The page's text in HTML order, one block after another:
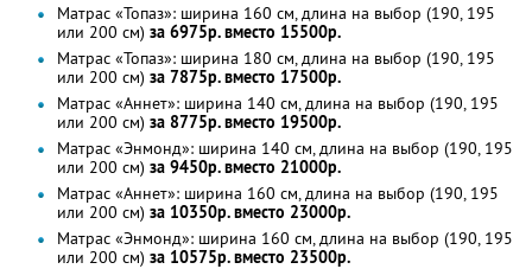
Матрас «Топаз»: ширина 160 см, длина на выбор (190, 195
или 200 см) за 6975р. вместо 15500р.
Матрас «Топаз»: ширина 180 см, длина на выбор (190, 195
или 200 см) за 7875р. вместо 17500р.
Матрас «Аннет»: ширина 140 см, длина на выбор (190, 195
или 200 см) за 8775р. вместо 19500р.
Матрас «Энмонд»: ширина 140 см, длина на выбор (190, 195
или 200 см) за 9450р. вместо 21000р.
Матрас «Аннет»: ширина 160 см, длина на выбор (190, 195
или 200 см) за 10350р. вместо 23000р.
Матрас «Энмонд»: ширина 160 см, длина на выбор (190, 195
или 200 см) за 10575р. вместо 23500р.